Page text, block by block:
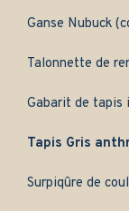
Ganse Nubuck
Talonnette de
Gabarit de tapis
Tapis Gris
Surpiqûre de